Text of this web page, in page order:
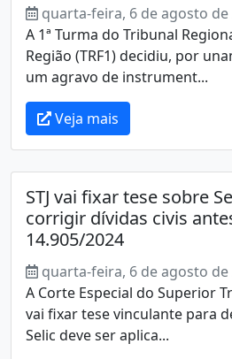
quarta-feira, 6 de agosto de
A 1ª Turma do Tribunal
Região (TRF1) decidiu, por
um agravo de instrument...
Veja mais
STJ vai fixar tese sobre
corrigir dívidas civis
14.905/2024
quarta-feira, 6 de agosto de
A Corte Especial do Superior
vai fixar tese vinculante para
Selic deve ser aplica...